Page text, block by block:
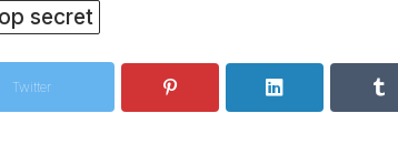
secret
Twitter